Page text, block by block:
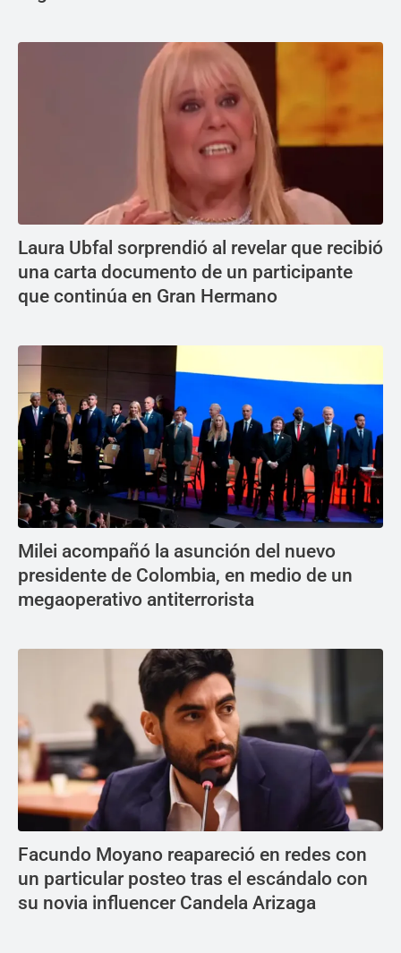
Laura Ubfal sorprendió al revelar que recibió
una carta documento de un participante
que continúa en Gran Hermano
Milei acompañó la asunción del nuevo
presidente de Colombia, en medio de un
megaoperativo antiterrorista
Facundo Moyano reapareció en redes con
un particular posteo tras el escándalo con
su novia influencer Candela Arizaga